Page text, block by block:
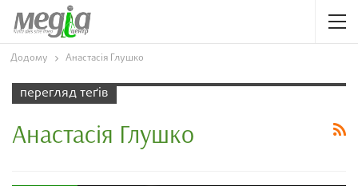
Додому Анастасія Глушко
перегляд теґів
Анастасія Глушко